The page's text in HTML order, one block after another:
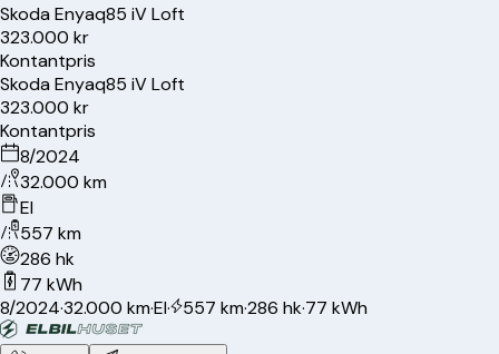
SkodaEnyaq85 iV Loft
323.000 kr
Kontantpris
SkodaEnyaq85 iV Loft
323.000 kr
Kontantpris
8/2024
32.000 km
El
557 km
286 hk
77 kWh
8/2024·32.000 km·El· 557 km·286 hk·77 kWh